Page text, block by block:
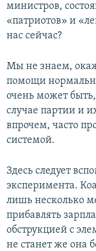
министров,
«патриотов» и
нас сейчас?
Мы не знаем,
помощи
очень может
случае партии и
впрочем, часто
системой.
Здесь следует
эксперимента.
лишь несколько
прибавлять
обструкцией с
не станет же она